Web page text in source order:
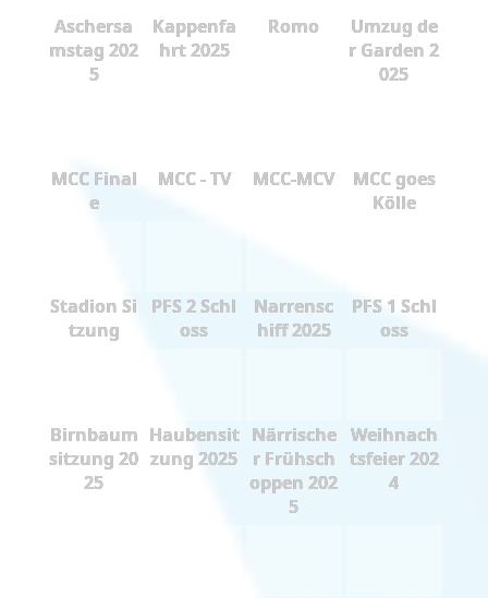
Aschersa
mstag 202
5
Kappenfa
hrt 2025
Romo
Umzug de
r Garden 2
025
MCC Final
e
MCC - TV MCC-MCV
MCC goes
Kölle
Stadion Si
tzung
PFS 2 Schl
oss
Narrensc
hiff 2025
PFS 1 Schl
oss
Birnbaum
sitzung 20
25
Haubensit
zung 2025
Närrische
r Frühsch
oppen 202
5
Weihnach
tsfeier 202
4